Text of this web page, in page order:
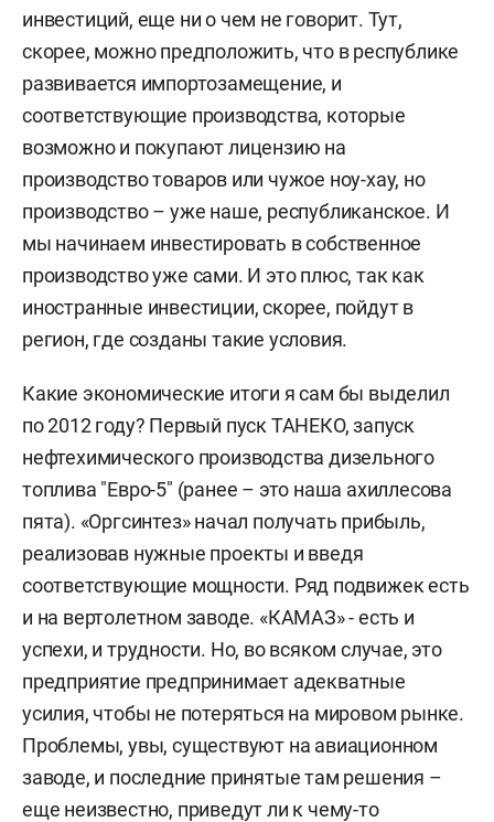
инвестиций, еще ни о чем не говорит. Тут,
скорее, можно предположить, что в республике
развивается импортозамещение, и
соответствующие производства, которые
возможно и покупают лицензию на
производство товаров или чужое ноу-хау, но
производство – уже наше, республиканское. И
мы начинаем инвестировать в собственное
производство уже сами. И это плюс, так как
иностранные инвестиции, скорее, пойдут в
регион, где созданы такие условия.
Какие экономические итоги я сам бы выделил
по 2012 году? Первый пуск ТАНЕКО, запуск
нефтехимического производства дизельного
топлива "Евро-5" (ранее – это наша ахиллесова
пята). «Оргсинтез» начал получать прибыль,
реализовав нужные проекты и введя
соответствующие мощности. Ряд подвижек есть
и на вертолетном заводе. «КАМАЗ» - есть и
успехи, и трудности. Но, во всяком случае, это
предприятие предпринимает адекватные
усилия, чтобы не потеряться на мировом рынке.
Проблемы, увы, существуют на авиационном
заводе, и последние принятые там решения –
еще неизвестно, приведут ли к чему-то